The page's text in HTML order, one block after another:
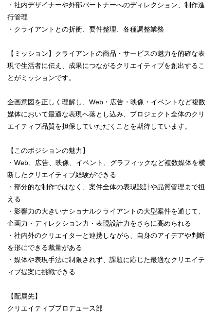
・社内デザイナーや外部パートナーへのディレクション、制作進
行管理
・クライアントとの折衝、要件整理、各種調整業務
【ミッション】クライアントの商品・サービスの魅力を的確な表
現で生活者に伝え、成果につながるクリエイティブを創出するこ
とがミッションです。
企画意図を正しく理解し、Web・広告・映像・イベントなど複数
媒体において最適な表現へ落とし込み、プロジェクト全体のクリ
エイティブ品質を担保していただくことを期待しています。
【このポジションの魅力】
・Web、広告、映像、イベント、グラフィックなど複数媒体を横
断したクリエイティブ経験ができる
・部分的な制作ではなく、案件全体の表現設計や品質管理まで担
える
・影響力の大きいナショナルクライアントの大型案件を通じて、
企画力・ディレクション力・表現設計力をさらに高められる
・社内外のクリエイターと連携しながら、自身のアイデアや判断
を形にできる裁量がある
・媒体や表現手法に制限されず、課題に応じた最適なクリエイテ
ィブ提案に挑戦できる
【配属先】
クリエイティブプロデュース部